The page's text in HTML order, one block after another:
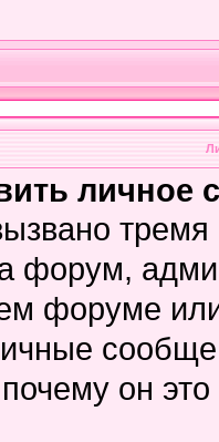
личное
форум,
форуме
он